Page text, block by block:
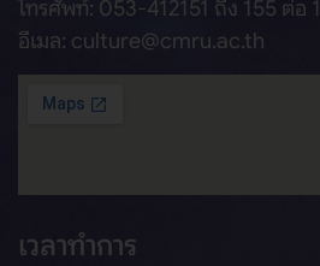
โทรศัพท์: 053-412151 ถึง 155 ต่อ
อีเมล: culture@cmru.ac.th
เวลาทำการ